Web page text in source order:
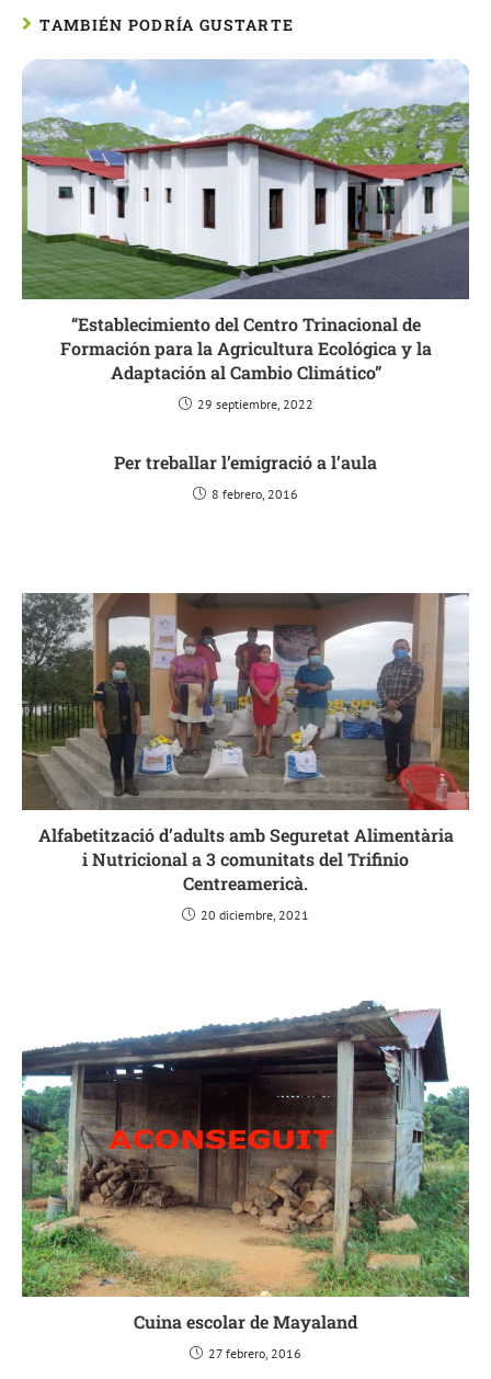
TAMBIÉN PODRÍA GUSTARTE
“Establecimiento del Centro Trinacional de
Formación para la Agricultura Ecológica y la
Adaptación al Cambio Climático”
29 septiembre, 2022
Per treballar l’emigració a l’aula
8 febrero, 2016
Alfabetització d’adults amb Seguretat Alimentària
i Nutricional a 3 comunitats del Trifinio
Centreamericà.
20 diciembre, 2021
Cuina escolar de Mayaland
27 febrero, 2016